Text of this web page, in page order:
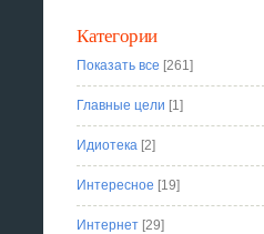
Категории
Показать все [261]
Главные цели [1]
Идиотека [2]
Интересное [19]
Интернет [29]